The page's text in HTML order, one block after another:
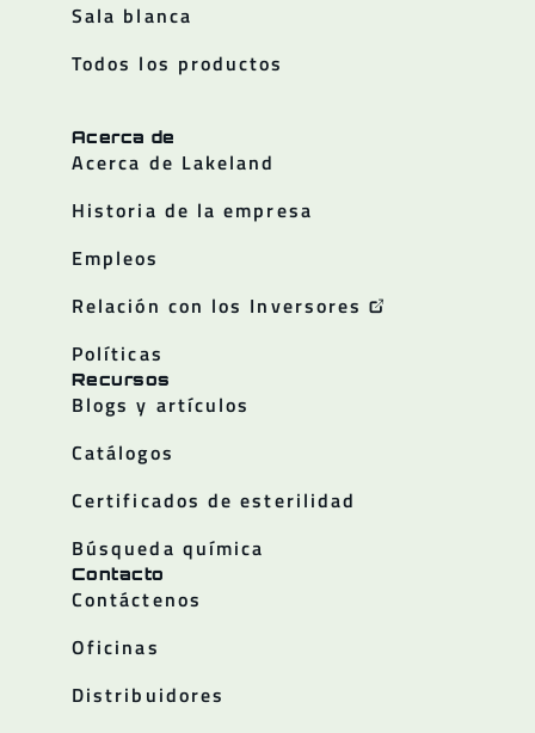
Sala blanca
Todos los productos
Acerca de
Acerca de Lakeland
Historia de la empresa
Empleos
Relación con los Inversores
Políticas
Recursos
Blogs y artículos
Catálogos
Certificados de esterilidad
Búsqueda química
Contacto
Contáctenos
Oficinas
Distribuidores